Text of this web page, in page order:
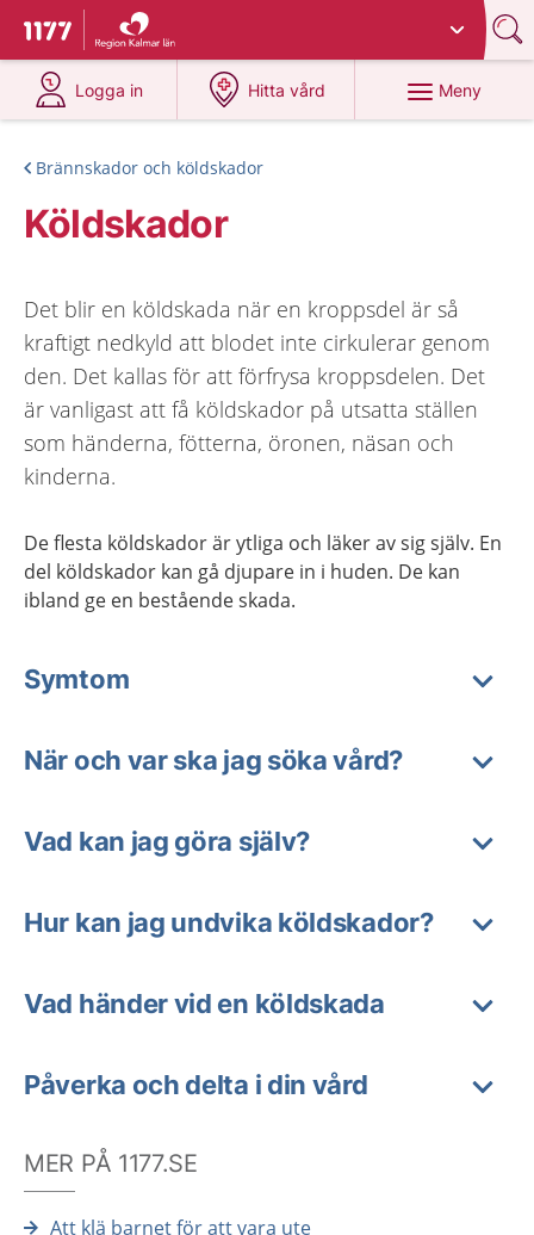
Till startsidan för 1177
Du har valt region
Logga in
på 1177.se
Hitta vård
på 1177.se
Meny
Brännskador och köldskador
Köldskador
Det blir en köldskada när en kroppsdel är så
kraftigt nedkyld att blodet inte cirkulerar genom
den. Det kallas för att förfrysa kroppsdelen. Det
är vanligast att få köldskador på utsatta ställen
som händerna, fötterna, öronen, näsan och
kinderna.
De flesta köldskador är ytliga och läker av sig själv. En
del köldskador kan gå djupare in i huden. De kan
ibland ge en bestående skada.
Symtom
När och var ska jag söka vård?
Vad kan jag göra själv?
Hur kan jag undvika köldskador?
Vad händer vid en köldskada
Påverka och delta i din vård
MER PÅ 1177.SE
Att klä barnet för att vara ute